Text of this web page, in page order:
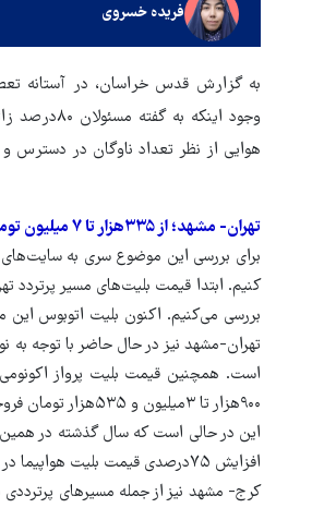
فریده خسروی
به گزارش قدس خراسان، در آستانه
وجود
هوایی از نظر تعداد ناوگان در
تهران- مشهد؛ از ۳۳۵هزار تا ۷ میلیون تومان
برای بررسی این موضوع سری به
کنیم. ابتدا قیمت بلیت‌های مسیر
است. همچنین قیمت بلیت پرواز
۹۰۰هزار تا ۳میلیون و ۵۳۵هزار تومان فروخته می‌شود. قیمت پروازهای بیزینس نیز از ۴میلیون و ۱۰۶هزار تا ۷میلیون تومان است.
افزایش ۷۵درصدی قیمت بلیت هواپیما در یک سال گذشته در این حوزه هستیم.